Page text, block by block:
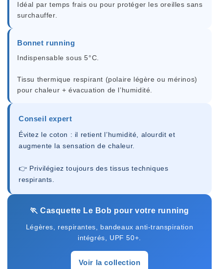
Idéal par temps frais ou pour protéger les oreilles sans
surchauffer.
Bonnet running
Indispensable sous 5°C.
Tissu thermique respirant (polaire légère ou mérinos)
pour chaleur + évacuation de l’humidité.
Conseil expert
Évitez le coton : il retient l’humidité, alourdit et
augmente la sensation de chaleur.
👉 Privilégiez toujours des tissus techniques
respirants.
🏃 Casquette Le Bob pour votre running
Légères, respirantes, bandeaux anti-transpiration
intégrés, UPF 50+.
Voir la collection